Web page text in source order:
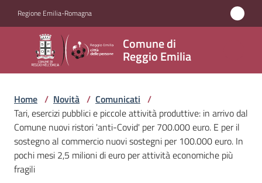
Regione Emilia-Romagna
Comune di
Reggio Emilia
Comune
di
Reggio
Emilia
Amministrazione
Servizi
Home / Novità / Comunicati /
Tari, esercizi pubblici e piccole attività produttive: in arrivo dal
Comune nuovi ristori 'anti-Covid' per 700.000 euro. E per il
sostegno al commercio nuovi sostegni per 100.000 euro. In
pochi mesi 2,5 milioni di euro per attività economiche più
fragili